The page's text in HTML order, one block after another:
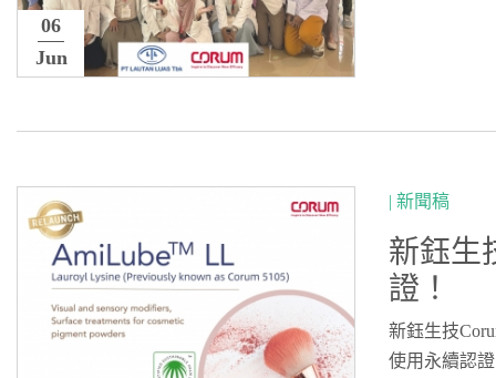
06
Jun
| 新聞稿
新鈺生
證！
新鈺生技
使用永續認